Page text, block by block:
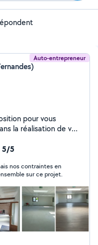
Auto-entrepreneur
pour vous
la réalisation de vos
5/5
nos contraintes en
sur ce projet.